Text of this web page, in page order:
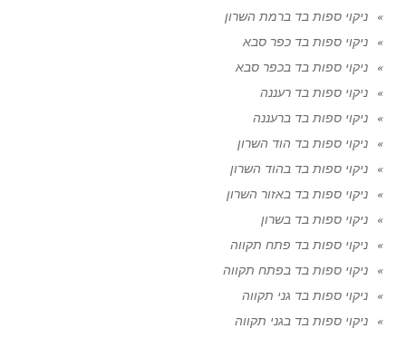
ניקוי ספות בד ברמת השרון
ניקוי ספות בד כפר סבא
ניקוי ספות בד בכפר סבא
ניקוי ספות בד רעננה
ניקוי ספות בד ברעננה
ניקוי ספות בד הוד השרון
ניקוי ספות בד בהוד השרון
ניקוי ספות בד באזור השרון
ניקוי ספות בד בשרון
ניקוי ספות בד פתח תקווה
ניקוי ספות בד בפתח תקווה
ניקוי ספות בד גני תקווה
ניקוי ספות בד בגני תקווה